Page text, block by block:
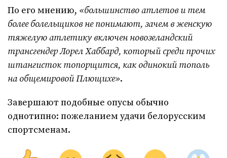
По его мнению, «большинство атлетов и тем
более болельщиков не понимают, зачем в женскую
тяжелую атлетику включен новозеландский
трансгендер Лорел Хаббард, который среди прочих
штангисток топорщится, как одинокий тополь
на общемировой Плющихе».
Завершают подобные опусы обычно
однотипно: пожеланием удачи белорусским
спортсменам.